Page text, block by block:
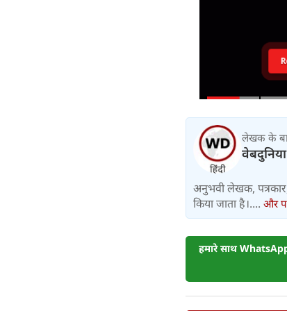
लेखक के
अनुभवी लेखक,
किया जाता है।.... और
हमारे साथ